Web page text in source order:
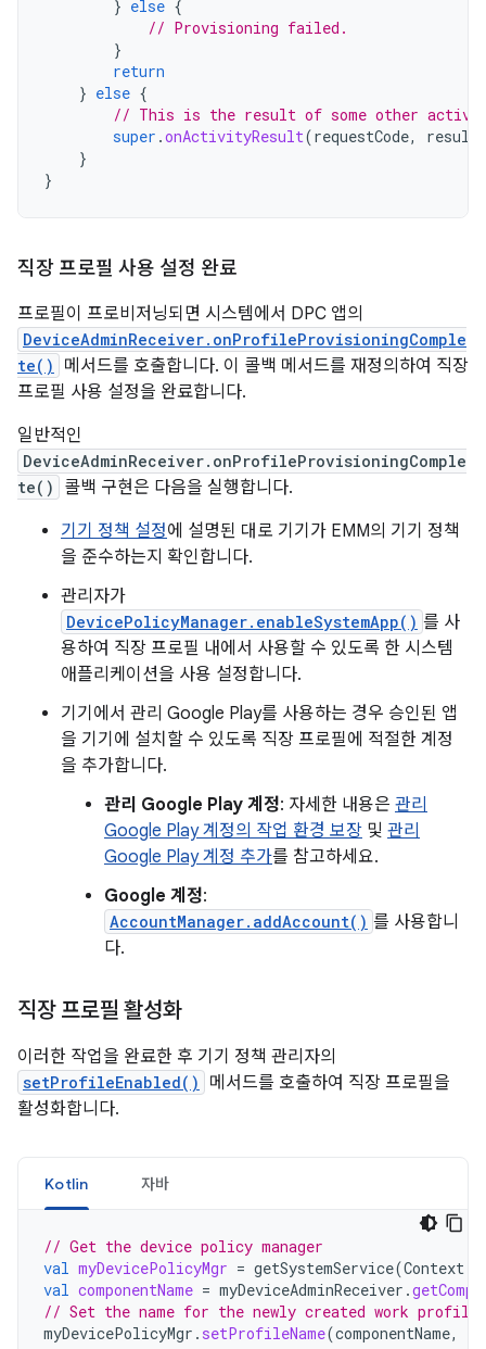
} else {
// Provisioning failed.
}
return
} else {
// This is the result of some other
super .onActivityResult(requestCode,
}
}
직장 프로필 사용 설정 완료
프로필이 프로비저닝되면 시스템에서 DPC 앱의
DeviceAdminReceiver.onProfileProvisioningComple
te()
메서드를 호출합니다. 이 콜백 메서드를 재정의하여 직장
프로필 사용 설정을 완료합니다.
일반적인
DeviceAdminReceiver.onProfileProvisioningComple
te()
콜백 구현은 다음을 실행합니다.
기기 정책 설정에 설명된 대로 기기가 EMM의 기기 정책
을 준수하는지 확인합니다.
관리자가
DevicePolicyManager.enableSystemApp() 를 사
용하여 직장 프로필 내에서 사용할 수 있도록 한 시스템
애플리케이션을 사용 설정합니다.
기기에서 관리 Google Play를 사용하는 경우 승인된 앱
을 기기에 설치할 수 있도록 직장 프로필에 적절한 계정
을 추가합니다.
관리 Google Play 계정: 자세한 내용은 관리
Google Play 계정의 작업 환경 보장 및 관리
Google Play 계정 추가를 참고하세요.
Google 계정:
AccountManager.addAccount() 를 사용합니
다.
직장 프로필 활성화
이러한 작업을 완료한 후 기기 정책 관리자의
setProfileEnabled()
메서드를 호출하여 직장 프로필을
활성화합니다.
Kotlin 자바
// Get the device policy manager
val myDevicePolicyMgr = getSystemService(Context
val componentName = myDeviceAdminReceiver .
// Set the name for the newly created work profile.
myDevicePolicyMgr . setProfileName(componentName,